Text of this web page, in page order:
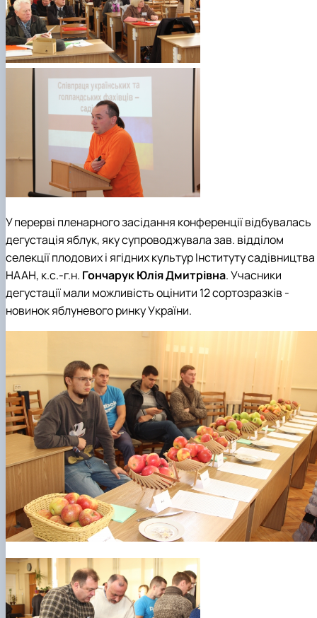
У перерві пленарного засідання конференції відбувалась
дегустація яблук, яку супроводжувалазав. відділом
селекції плодових і ягідних культур Інституту садівництва
НААН, к.с.-г.н. Гончарук Юлія Дмитрівна.Учасники
дегустації мали можливість оцінити 12 сортозразків -
новинок яблуневого ринку України.